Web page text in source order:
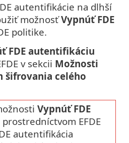
autentifikácie na dlhší
možnosťVypnúť FDE
politike.
FDE autentifikáciu
v sekcii Možnosti
šifrovania celého
Vypnúť FDE
prostredníctvom EFDE
autentifikácia